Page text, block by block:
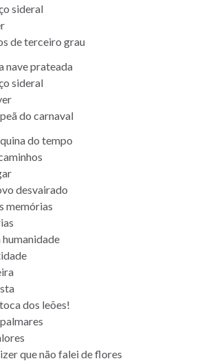
sideral
de terceiro grau
nave prateada
sideral
do carnaval
do tempo
desvairado
memórias
humanidade
dos leões!
que não falei de flores